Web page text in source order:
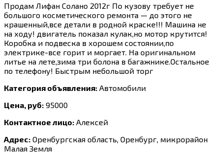
Продам Лифан Солано 2012г По кузову требует не
большого косметического ремонта — до этого не
крашенный,все детали в родной краске!!! Машина не
на ходу! двигатель показал кулак,но мотор крутится!
Коробка и подвеска в хорошем состоянии,по
электрике-все горит и моргает. На оригинальном
литье на лете,зима три болона в багажнике.Остальное
по телефону! Быстрым небольшой торг
Категория объявления: Автомобили
Цена, руб: 95000
Контактное лицо: Алексей
Адрес: Оренбургская область, Оренбург, микрорайон
Малая Земля